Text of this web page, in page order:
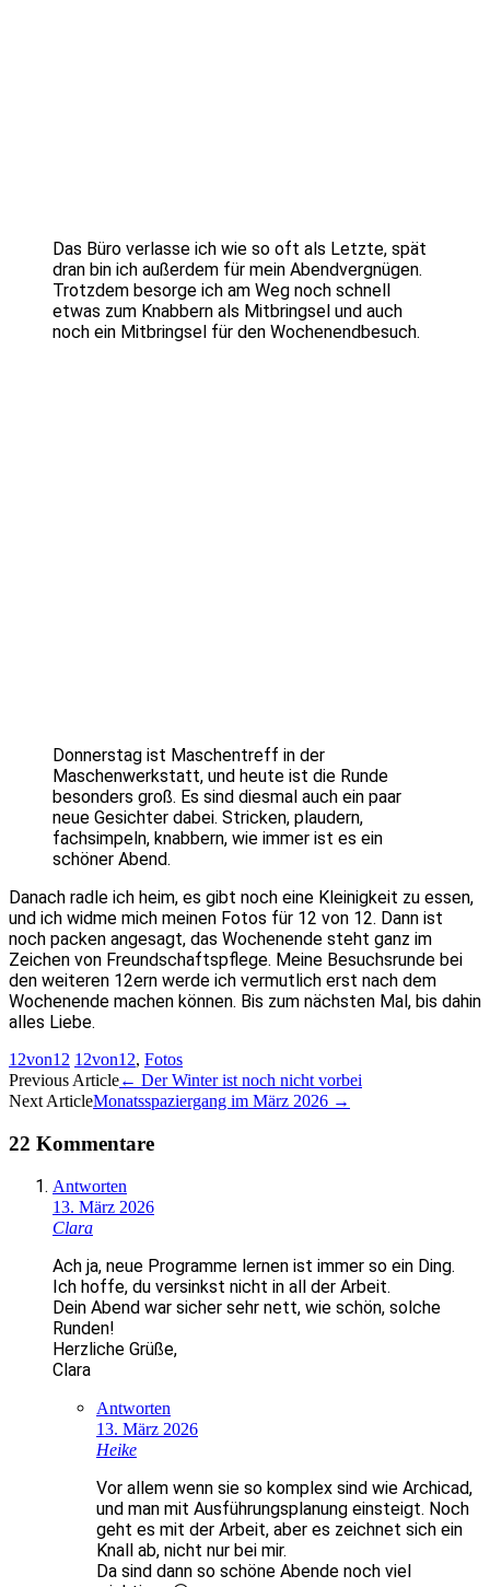
Das Büro verlasse ich wie so oft als Letzte, spät
dran bin ich außerdem für mein Abendvergnügen.
Trotzdem besorge ich am Weg noch schnell
etwas zum Knabbern als Mitbringsel und auch
noch ein Mitbringsel für den Wochenendbesuch.
Donnerstag ist Maschentreff in der
Maschenwerkstatt, und heute ist die Runde
besonders groß. Es sind diesmal auch ein paar
neue Gesichter dabei. Stricken, plaudern,
fachsimpeln, knabbern, wie immer ist es ein
schöner Abend.
Danach radle ich heim, es gibt noch eine Kleinigkeit zu essen,
und ich widme mich meinen Fotos für 12 von 12. Dann ist
noch packen angesagt, das Wochenende steht ganz im
Zeichen von Freundschaftspflege. Meine Besuchsrunde bei
den weiteren 12ern werde ich vermutlich erst nach dem
Wochenende machen können. Bis zum nächsten Mal, bis dahin
alles Liebe.
12von12 12von12, Fotos
Artikel-
Navigation
Previous Article← Der Winter ist noch nicht vorbei
Next ArticleMonatsspaziergang im März 2026 →
22 Kommentare
Antworten
13. März 2026
Clara
Ach ja, neue Programme lernen ist immer so ein Ding.
Ich hoffe, du versinkst nicht in all der Arbeit.
Dein Abend war sicher sehr nett, wie schön, solche
Runden!
Herzliche Grüße,
Clara
Antworten
13. März 2026
Heike
Vor allem wenn sie so komplex sind wie Archicad,
und man mit Ausführungsplanung einsteigt. Noch
geht es mit der Arbeit, aber es zeichnet sich ein
Knall ab, nicht nur bei mir.
Da sind dann so schöne Abende noch viel